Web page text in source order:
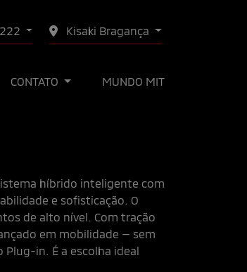
Kisaki Bragança
CONTATO MUNDO MIT
híbrido inteligente com
e sofisticação. O
de alto nível. Com tração
em mobilidade — sem
in. É a escolha ideal